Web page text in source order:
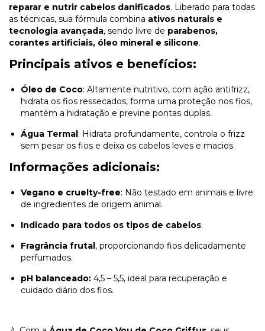
reparar e nutrir cabelos danificados. Liberado para todas
as técnicas, sua fórmula combina ativos naturais e
tecnologia avançada, sendo livre de parabenos,
corantes artificiais, óleo mineral e silicone.
Principais ativos e benefícios:
Óleo de Coco: Altamente nutritivo, com ação antifrizz,
hidrata os fios ressecados, forma uma proteção nos fios,
mantém a hidratação e previne pontas duplas.
Água Termal: Hidrata profundamente, controla o frizz
sem pesar os fios e deixa os cabelos leves e macios.
Informações adicionais:
Vegano e cruelty-free: Não testado em animais e livre
de ingredientes de origem animal.
Indicado para todos os tipos de cabelos.
Fragrância frutal, proporcionando fios delicadamente
perfumados.
pH balanceado: 4,5 – 5,5, ideal para recuperação e
cuidado diário dos fios.